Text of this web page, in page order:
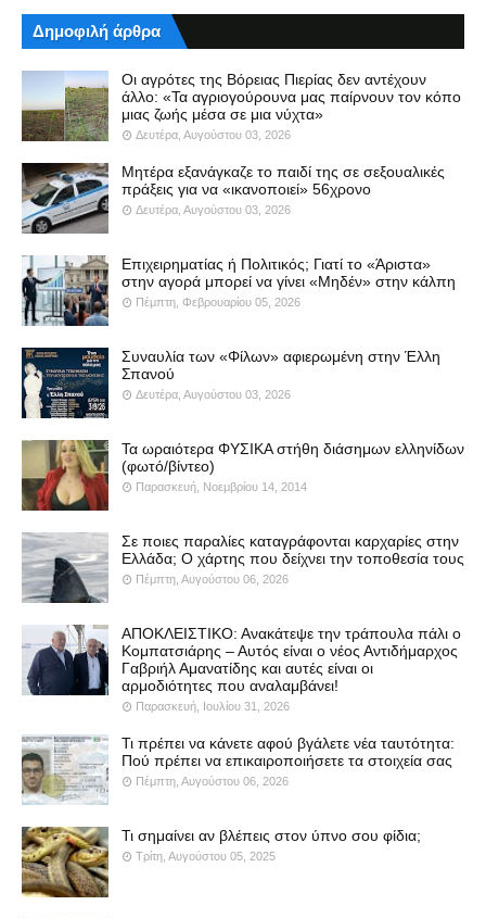
Δημοφιλή άρθρα
Οι αγρότες της Βόρειας Πιερίας δεν αντέχουν
άλλο: «Τα αγριογούρουνα μας παίρνουν τον κόπο
μιας ζωής μέσα σε μια νύχτα»
Δευτέρα, Αυγούστου 03, 2026
Μητέρα εξανάγκαζε το παιδί της σε σεξουαλικές
πράξεις για να «ικανοποιεί» 56χρονο
Δευτέρα, Αυγούστου 03, 2026
Επιχειρηματίας ή Πολιτικός; Γιατί το «Άριστα»
στην αγορά μπορεί να γίνει «Μηδέν» στην κάλπη
Πέμπτη, Φεβρουαρίου 05, 2026
Συναυλία των «Φίλων» αφιερωμένη στην Έλλη
Σπανού
Δευτέρα, Αυγούστου 03, 2026
Τα ωραιότερα ΦΥΣΙΚΑ στήθη διάσημων ελληνίδων
(φωτό/βίντεο)
Παρασκευή, Νοεμβρίου 14, 2014
Σε ποιες παραλίες καταγράφονται καρχαρίες στην
Ελλάδα; Ο χάρτης που δείχνει την τοποθεσία τους
Πέμπτη, Αυγούστου 06, 2026
ΑΠΟΚΛΕΙΣΤΙΚΟ: Ανακάτεψε την τράπουλα πάλι ο
Κομπατσιάρης – Αυτός είναι ο νέος Αντιδήμαρχος
Γαβριήλ Αμανατίδης και αυτές είναι οι
αρμοδιότητες που αναλαμβάνει!
Παρασκευή, Ιουλίου 31, 2026
Τι πρέπει να κάνετε αφού βγάλετε νέα ταυτότητα:
Πού πρέπει να επικαιροποιήσετε τα στοιχεία σας
Πέμπτη, Αυγούστου 06, 2026
Τι σημαίνει αν βλέπεις στον ύπνο σου φίδια;
Τρίτη, Αυγούστου 05, 2025